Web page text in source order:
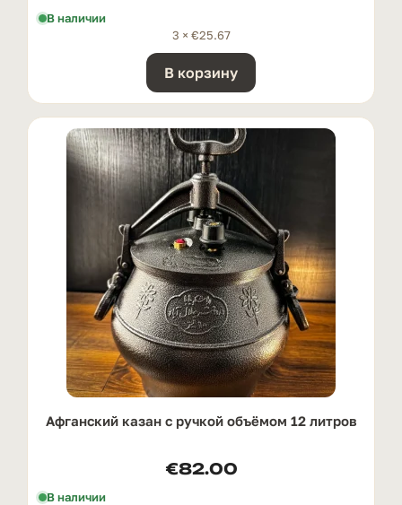
В наличии
3 × €25.67
В корзину
Афганский казан с ручкой oбъёмом 12 литров
€82.00
В наличии